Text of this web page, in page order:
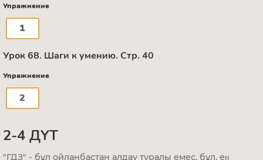
Упражнение
1
Урок 68. Шаги к умению. Стр. 40
Упражнение
2
2-4 ДҮТ
"ГДЗ" - бұл ойланбастан алдау туралы емес, бұл, ең